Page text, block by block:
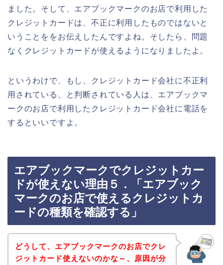
ました。そして、エアブックマークのお店で利用した
クレジットカードは、不正に利用したものではないと
いうことををお伝えしたんですよね。そしたら、問題
なくクレジットカードが使えるようになりましたよ。
というわけで、もし、クレジットカード会社に不正利
用されている、と判断されている人は、エアブックマ
ークのお店で利用したクレジットカード会社に電話を
するといいですよ。
エアブックマークでクレジットカー
ドが使えない理由５．「エアブック
マークのお店で使えるクレジットカ
ードの種類を確認する」
どうして、エアブックマークのお店でクレ
ジットカード使えないのかな～、原因が分